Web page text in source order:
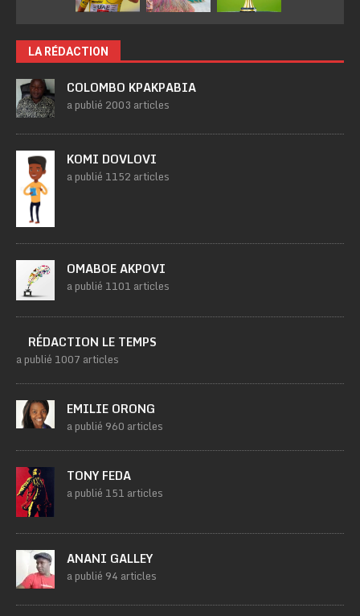
LA RÉDACTION
COLOMBO KPAKPABIA
a publié 2003 articles
KOMI DOVLOVI
a publié 1152 articles
OMABOE AKPOVI
a publié 1101 articles
RÉDACTION LE TEMPS
a publié 1007 articles
EMILIE ORONG
a publié 960 articles
TONY FEDA
a publié 151 articles
ANANI GALLEY
a publié 94 articles